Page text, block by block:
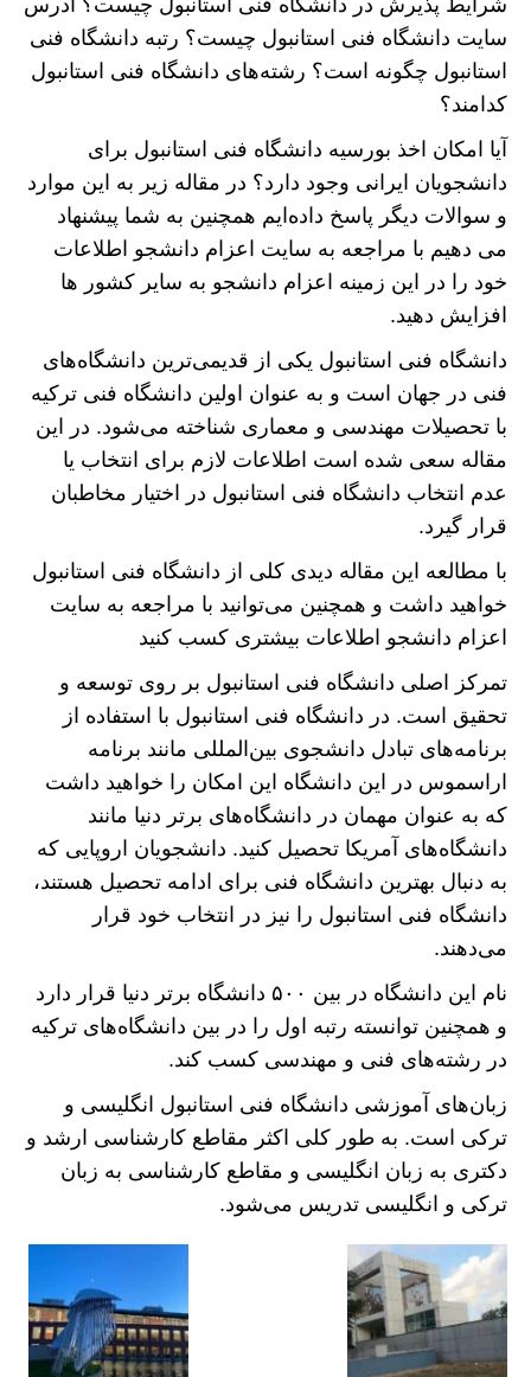
سایت دانشگاه فنی استانبول چیست؟ رتبه دانشگاه فنی
استانبول چگونه است؟ رشته‌های دانشگاه فنی استانبول
کدامند؟
آیا امکان اخذ بورسیه دانشگاه فنی استانبول برای
دانشجویان ایرانی وجود دارد؟ در مقاله زیر به این موارد
و سوالات دیگر پاسخ داده‌ایم همچنین به شما پیشنهاد
می دهیم با مراجعه به سایت اعزام دانشجو اطلاعات
خود را در این زمینه اعزام دانشجو به سایر کشور ها
افزایش دهید.
دانشگاه فنی استانبول یکی از قدیمی‌ترین دانشگاه‌های
فنی در جهان است و به عنوان اولین دانشگاه فنی ترکیه
با تحصیلات مهندسی و معماری شناخته می‌شود. در این
مقاله سعی شده است اطلاعات لازم برای انتخاب یا
عدم انتخاب دانشگاه فنی استانبول در اختیار مخاطبان
قرار گیرد.
با مطالعه این مقاله دیدی کلی از دانشگاه فنی استانبول
خواهید داشت و همچنین می‌توانید با مراجعه به سایت
اعزام دانشجو اطلاعات بیشتری کسب کنید
تمرکز اصلی دانشگاه فنی استانبول بر روی توسعه و
تحقیق است. در دانشگاه فنی استانبول با استفاده از
برنامه‌های تبادل دانشجوی بین‌المللی مانند برنامه
اراسموس در این دانشگاه این امکان را خواهید داشت
که به عنوان مهمان در دانشگاه‌های برتر دنیا مانند
دانشگاه‌های آمریکا تحصیل کنید. دانشجویان اروپایی که
به دنبال بهترین دانشگاه فنی برای ادامه تحصیل هستند،
دانشگاه فنی استانبول را نیز در انتخاب خود قرار
می‌دهند.
نام این دانشگاه در بین ۵۰۰ دانشگاه برتر دنیا قرار دارد
و همچنین توانسته رتبه اول را در بین دانشگاه‌های ترکیه
در رشته‌های فنی و مهندسی کسب کند.
زبان‌های آموزشی دانشگاه فنی استانبول انگلیسی و
ترکی است. به طور کلی اکثر مقاطع کارشناسی ارشد و
دکتری به زبان انگلیسی و مقاطع کارشناسی به زبان
ترکی و انگلیسی تدریس می‌شود.